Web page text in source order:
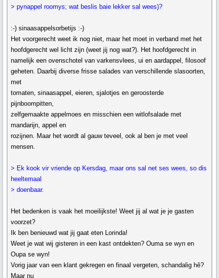
> pynappel roomys; wat beslis baie lekker sal wees)?
:-) sinaasappelsorbetijs :-)
Het voorgerecht weet ik nog niet, maar het moet in verband met het
hoofdgerecht wel licht zijn (weet jij nog wat?). Het hoofdgerecht in
namelijk een ovenschotel van varkensvlees, ui en aardappel, filosoof
geheten. Daarbij diverse frisse salades van verschillende slasoorten,
met
tomaten, sinaasappel, eieren, sjalotjes en geroosterde
pijnboompitten,
zelfgemaakte appelmoes en misschien een witlofsalade met
mandarijn, appel en
rozijnen. Maar het wordt al gauw teveel, ook al ben je met veel
mensen.
> Ek kook vir vriende op Kersdag, maar ons sal net ses wees, so dis
heeltemaal
> doenbaar.
Het bedenken is vaak het moeilijkste! Weet jij al wat je je gasten
voorzet?
Ik ben benieuwd wat jij gaat eten Lorinda!
Weet je wat wij gisteren in een kast ontdekten? Ouma se wyn en
Oupa se wyn!
Vorig jaar van een klant gekregen en finaal vergeten, schandalig hê?
Maar nu